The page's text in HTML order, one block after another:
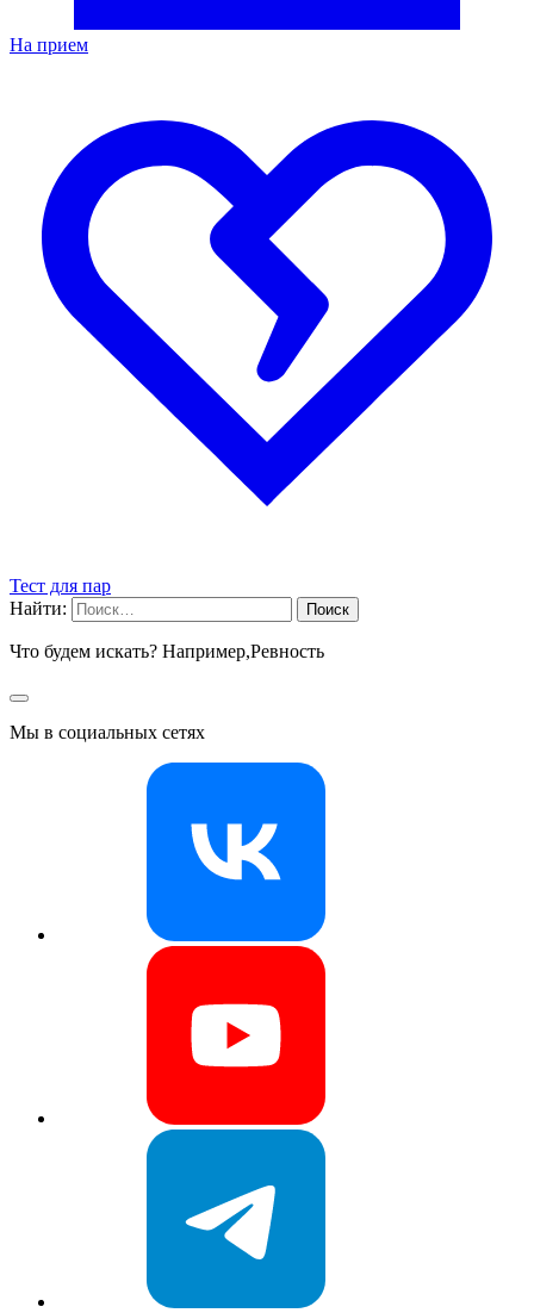
На прием
Тест для пар
Найти:
Что будем искать? Например,Ревность
Мы в социальных сетях